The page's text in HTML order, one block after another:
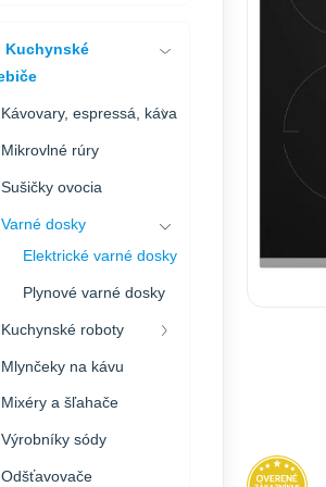
Kuchynské
Kávovary, espressá, káva
Mikrovlné rúry
Sušičky ovocia
Varné dosky
Elektrické varné dosky
Plynové varné dosky
Kuchynské roboty
Mlynčeky na kávu
Mixéry a šľahače
Výrobníky sódy
Odšťavovače